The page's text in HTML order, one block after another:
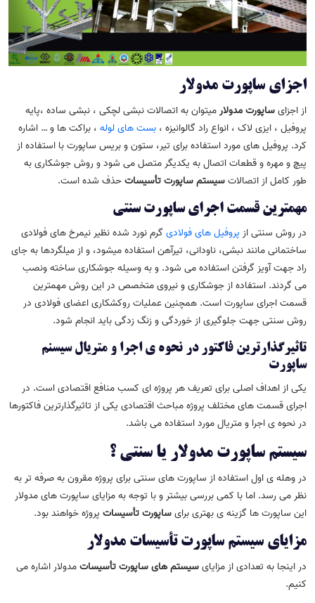
اجزای ساپورت مدولار
از اجزایساپورت مدولارمیتوان به اتصالات نبشی لچکی ، نبشی ساده ،پایه
پروفیل ، ایزی لاک ، انواع راد گالوانیزه ، بست­ های لوله ، براکت ها و … اشاره
کرد. پروفیل های مورد استفاده برای تیر، ستون و بریس ساپورت با استفاده از
پیچ و مهره و قطعات اتصال به یکدیگر متصل می شود و روش جوشکاری به
طور کامل از اتصالاتسیستم ساپورت تأسیساتحذف شده است.
مهمترین قسمت اجرای ساپورت سنتی
در روش سنتی از پروفیل های فولادی گرم نورد شده نظیر نیمرخ ­های فولادی
ساختمانی مانند نبشی، ناودانی، تیرآهن استفاده میشود، و از میلگردها به جای
راد جهت آویز گرفتن استفاده می شود. و به وسیله جوشکاری ساخته ونصب
می­ گردند. استفاده از جوشکاری و نیروی متخصص در این روش مهمترین
قسمت اجرای ساپورت است. همچنین عملیات روکش­کاری اعضای فولادی در
روش سنتی جهت جلوگیری از خوردگی و زنگ زدگی باید انجام شود.
تاثیرگذارترین فاکتور در نحوه ی اجرا و متریال سیسنم
ساپورت
یکی از اهداف اصلی برای تعریف هر پروژه ای کسب منافع اقتصادی است. در
اجرای قسمت های مختلف پروژه مباحث اقتصادی یکی از تاثیرگذارترین فاکتورها
در نحوه ی اجرا و متریال مورد استفاده می باشد.
سیستم ساپورت مدولار یا سنتی ؟
در وهله ی اول استفاده از ساپورت های سنتی برای پروژه مقرون به صرفه تر به
نظر می رسد. اما با کمی بررسی بیشتر و با توجه به مزایای ساپورت های مدولار
این ساپورت ها گزینه ی بهتری برایساپورت تأسیسات پروژه خواهند بود.
مزایای سیستم ساپورت تأسیسات مدولار
در اینجا به تعدادی از مزایایسیستم های ساپورت تأسیساتمدولار اشاره می
کنیم.